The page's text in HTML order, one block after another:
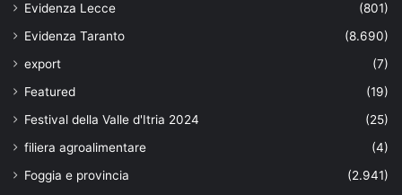
Evidenza Lecce
(801)
Evidenza Taranto
(8.690)
export
(7)
Featured
(19)
Festival della Valle d'Itria 2024
(25)
filiera agroalimentare
(4)
Foggia e provincia
(2.941)